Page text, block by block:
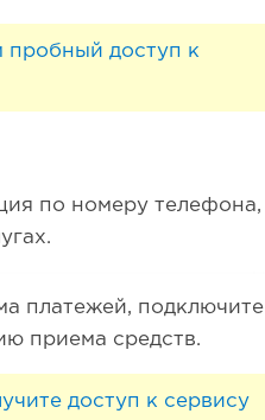
пробный доступ к
по номеру телефона,
платежей, подключите
приема средств.
доступ к сервису